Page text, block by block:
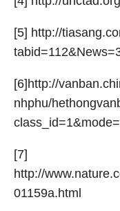
[5] http://
[6]http://
nhphu/
[7]
http://
01159a.html